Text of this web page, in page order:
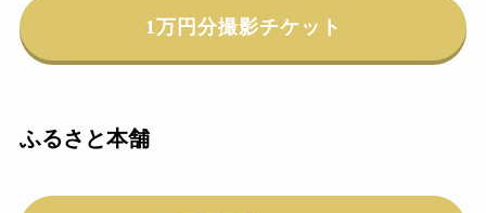
1万円分撮影チケット
ふるさと本舗